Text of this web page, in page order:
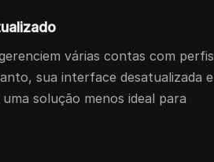
várias contas com perfis
sua interface desatualizada e
solução menos ideal para